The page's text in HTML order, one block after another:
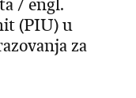
/ engl.
(PIU) u
za